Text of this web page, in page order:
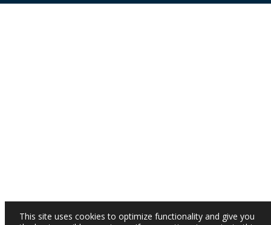
This site uses cookies to optimize functionality and give you